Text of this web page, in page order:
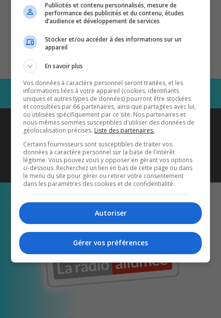
Coyote New Countryest diffusé
également sur1033 HD2
Écoutez-nous aussi sur…
Publicités et contenu personnalisés, mesure de
performance des publicités et du contenu, études
d’audience et développement de services
Stocker et/ou accéder à des informations sur un
appareil
En savoir plus
Vos données à caractère personnel seront traitées, et les
informations liées à votre appareil (cookies, identifiants
uniques et autres types de données) pourront être stockées
et consultées par 66 partenaires, ainsi que partagées avec lui,
ou utilisées spécifiquement par ce site. Nos partenaires et
nous-mêmes sommes susceptibles d'utiliser des données de
géolocalisation précises. Liste des partenaires.
Certains fournisseurs sont susceptibles de traiter vos
données à caractère personnel sur la base de l'intérêt
légitime. Vous pouvez vous y opposer en gérant vos options
ci-dessous. Recherchez un lien en bas de cette page ou dans
le menu du site pour gérer ou retirer votre consentement
dans les paramètres des cookies et de confidentialité.
Autoriser
Gérer vos préférences